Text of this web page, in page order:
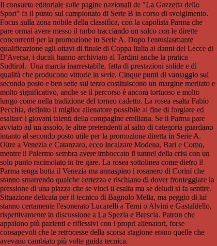
Il consueto editoriale sulle pagine nazionali de "La Gazzetta dello
Sport" fa il punto sul campionato di Serie B in corso di svolgimento.
Focus sulla zona nobile della classifica, con la capolista Parma che
pare ormai avere messo il turbo tracciando un solco con le dirette
concorrenti per la promozione in Serie A. Dopo l'entusiasmante
qualificazione agli ottavi di finale di Coppa Italia ai danni del Lecce di
D'Aversa, i ducali hanno archiviato al Tardini anche la pratica
Sudtirol. Una marcia inarrestabile, fatta di prestazioni solide e di
qualità che producono vittorie in serie. Cinque punti di vantaggio sul
secondo posto e ben sette sul terzo costituiscono un margine meritato e
molto significativo, anche se il percorso è ancora tortuoso e molto
lungo come nella tradizione del torneo cadetto. La rosea esalta Fabio
Pecchia, definito il miglior allenatore possibile al fine di forgiare ed
esaltare i giovani talenti della compagine emiliana. Se il Parma pare
avviato ad un assolo, le altre pretendenti al salto di categoria guardano
intanto al secondo posto utile per la promozione diretta in Serie A.
Oltre a Venezia e Catanzaro, ecco incalzare Modena, Bari e Como,
mentre il Palermo sembra avere imboccato il tunnel della crisi con un
solo punto racimolato in tre gare. La rosea sottolinea come dietro il
Parma tenga botta il Venezia ma annaspino i rosanero di Corini che
stanno smarrendo qualche certezza e rischiano di dover fronteggiare la
pressione di una piazza che se vinci ti esalta ma se deludi si fa sentire.
Situazione delicata per il tecnico di Bagnolo Mella, ma peggio di lui
stanno certamente l'esonerato Lucarelli a Terni o Alvini e Gastaldello,
rispettivamente in discussione a La Spezia e Brescia. Patron che
appaiono più pazienti e riflessivi con i propri allenatori, forse
consapevoli che le retrocesse della scorsa stagione erano quelle che
avevano cambiato più volte guida tecnica.